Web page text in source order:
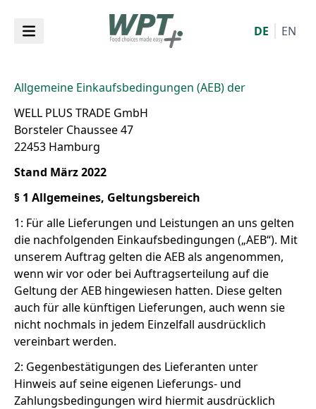
DE EN
Allgemeine Einkaufsbedingungen (AEB) der
WELL PLUS TRADE GmbH
Borsteler Chaussee 47
22453 Hamburg
Stand März 2022
§ 1 Allgemeines, Geltungsbereich
1: Für alle Lieferungen und Leistungen an uns gelten
die nachfolgenden Einkaufsbedingungen („AEB“). Mit
unserem Auftrag gelten die AEB als angenommen,
wenn wir vor oder bei Auftragserteilung auf die
Geltung der AEB hingewiesen hatten. Diese gelten
auch für alle künftigen Lieferungen, auch wenn sie
nicht nochmals in jedem Einzelfall ausdrücklich
vereinbart werden.
2: Gegenbestätigungen des Lieferanten unter
Hinweis auf seine eigenen Lieferungs- und
Zahlungsbedingungen wird hiermit ausdrücklich